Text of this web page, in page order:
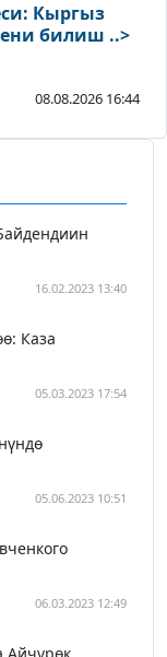
Кыргыз
билиш ..>
08.08.2026 16:44
16.02.2023 13:40
Каза
05.03.2023 17:54
05.06.2023 10:51
06.03.2023 12:49